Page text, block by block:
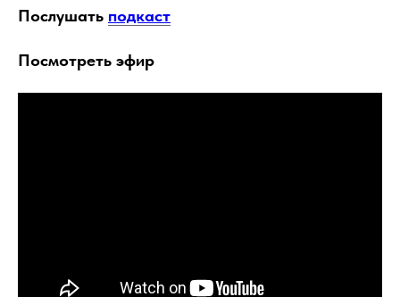
Послушать подкаст
Посмотреть эфир